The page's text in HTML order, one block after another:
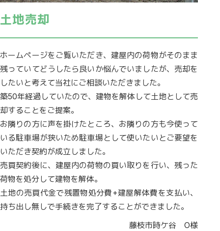
土地売却
ホームページをご覧いただき、建屋内の荷物がそのまま
残っていてどうしたら良いか悩んでいましたが、売却を
したいと考えて当社にご相談いただきました。
築50年経過していたので、建物を解体して土地として売
却することをご提案。
お隣りの方に声を掛けたところ、お隣りの方も今使って
いる駐車場が狭いため駐車場として使いたいとご要望を
いただき契約が成立しました。
売買契約後に、建屋内の荷物の買い取りを行い、残った
荷物を処分して建物を解体。
土地の売買代金で残置物処分費+建屋解体費を支払い、
持ち出し無しで手続きを完了することができました。
藤枝市時ケ谷 O様